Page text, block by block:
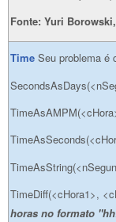
Fonte: Yuri
Time Seu problema é
TimeDiff(<cHora1>,
horas no formato